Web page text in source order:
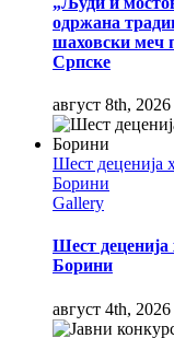
одржана
шаховски меч
Српске
август 8th, 2026
Шест деценија
Борини
Gallery
Шест
Борини
август 4th, 2026